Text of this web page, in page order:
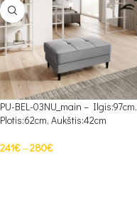
PU-BEL-03NU_main – Ilgis:97cm,
Plotis:62cm, Aukštis:42cm
241€–280€